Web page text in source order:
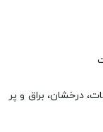
درخشان، براق و پر